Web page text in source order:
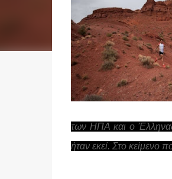
των ΗΠΑ και ο
ήταν εκεί. Στο κείμενο